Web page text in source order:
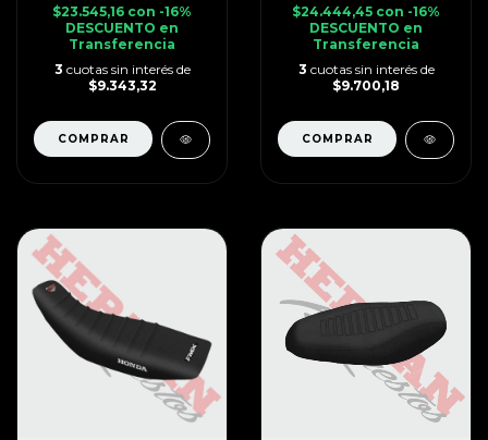
$23.545,16 con -16%
DESCUENTO en
Transferencia
3 cuotas sin interés de
$9.343,32
$24.444,45 con -16%
DESCUENTO en
Transferencia
3 cuotas sin interés de
$9.700,18